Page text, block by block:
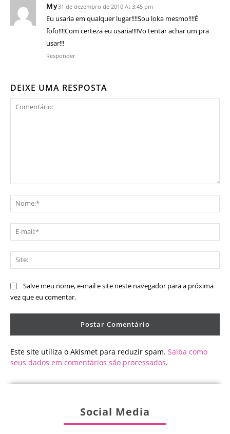
My31 de dezembro de 2010 At 3:45 pm
Eu usaria em qualquer lugar!!!!Sou loka mesmo!!!!É
fofo!!!!Com certeza eu usaria!!!!Vo tentar achar um pra
usar!!!
Responder
DEIXE UMA RESPOSTA
Salve meu nome, e-mail e site neste navegador para a próxima
vez que eu comentar.
Este site utiliza o Akismet para reduzir spam. Saiba como
seus dados em comentários são processados.
Social Media